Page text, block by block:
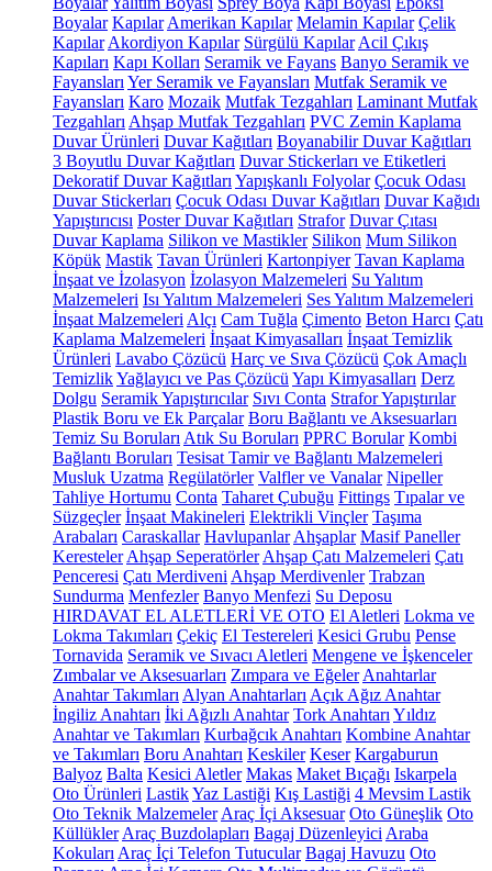
Boyalar Kapılar Amerikan Kapılar Melamin Kapılar Çelik
Kapılar Akordiyon Kapılar Sürgülü Kapılar Acil Çıkış
Kapıları Kapı Kolları Seramik ve Fayans Banyo Seramik ve
Fayansları Yer Seramik ve Fayansları Mutfak Seramik ve
Fayansları Karo Mozaik Mutfak Tezgahları Laminant Mutfak
Tezgahları Ahşap Mutfak Tezgahları PVC Zemin Kaplama
Duvar Ürünleri Duvar Kağıtları Boyanabilir Duvar Kağıtları
3 Boyutlu Duvar Kağıtları Duvar Stickerları ve Etiketleri
Dekoratif Duvar Kağıtları Yapışkanlı Folyolar Çocuk Odası
Duvar Stickerları Çocuk Odası Duvar Kağıtları Duvar Kağıdı
Yapıştırıcısı Poster Duvar Kağıtları Strafor Duvar Çıtası
Duvar Kaplama Silikon ve Mastikler Silikon Mum Silikon
Köpük Mastik Tavan Ürünleri Kartonpiyer Tavan Kaplama
İnşaat ve İzolasyon İzolasyon Malzemeleri Su Yalıtım
Malzemeleri Isı Yalıtım Malzemeleri Ses Yalıtım Malzemeleri
İnşaat Malzemeleri Alçı Cam Tuğla Çimento Beton Harcı Çatı
Kaplama Malzemeleri İnşaat Kimyasalları İnşaat Temizlik
Ürünleri Lavabo Çözücü Harç ve Sıva Çözücü Çok Amaçlı
TemizlikYağlayıcı ve Pas Çözücü Yapı Kimyasalları Derz
Dolgu Seramik Yapıştırıcılar Sıvı Conta Strafor Yapıştırılar
Plastik Boru ve Ek Parçalar Boru Bağlantı ve Aksesuarları
Temiz Su Boruları Atık Su Boruları PPRC Borular Kombi
Bağlantı Boruları Tesisat Tamir ve Bağlantı Malzemeleri
Musluk Uzatma Regülatörler Valfler ve Vanalar Nipeller
Tahliye Hortumu Conta Taharet Çubuğu Fittings Tıpalar ve
Süzgeçler İnşaat Makineleri Elektrikli Vinçler Taşıma
Arabaları Caraskallar Havlupanlar Ahşaplar Masif Paneller
Keresteler Ahşap Seperatörler Ahşap Çatı Malzemeleri Çatı
Penceresi Çatı Merdiveni Ahşap Merdivenler Trabzan
Sundurma Menfezler Banyo Menfezi Su Deposu
HIRDAVAT EL ALETLERİ VE OTO El Aletleri Lokma ve
Lokma Takımları Çekiç El Testereleri Kesici Grubu Pense
Tornavida Seramik ve Sıvacı Aletleri Mengene ve İşkenceler
Zımbalar ve Aksesuarları Zımpara ve Eğeler Anahtarlar
Anahtar Takımları Alyan Anahtarları Açık Ağız Anahtar
İngiliz Anahtarı İki Ağızlı Anahtar Tork Anahtarı Yıldız
Anahtar ve Takımları Kurbağcık Anahtarı Kombine Anahtar
ve Takımları Boru Anahtarı Keskiler Keser Kargaburun
Balyoz Balta Kesici Aletler Makas Maket Bıçağı Iskarpela
Oto Ürünleri LastikYaz Lastiği Kış Lastiği 4 Mevsim Lastik
Oto Teknik Malzemeler Araç İçi Aksesuar Oto Güneşlik Oto
Küllükler Araç Buzdolapları Bagaj Düzenleyici Araba
Kokuları Araç İçi Telefon Tutucular Bagaj Havuzu Oto